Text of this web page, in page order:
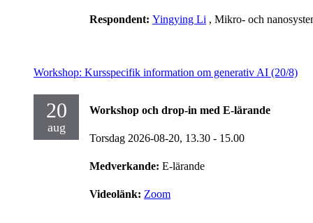
Respondent: Yingying Li , Mikro- och
Workshop: Kursspecifik information om generativ AI (20/8)
20
aug
Workshop och drop-in med E-lärande
Torsdag 2026-08-20, 13.30 - 15.00
Medverkande: E-lärande
Videolänk: Zoom